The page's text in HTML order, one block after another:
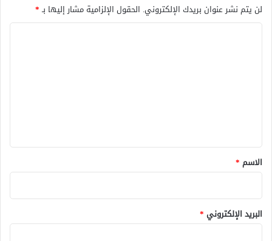
ا
ذ
لن يتم نشر عنوان بريدك الإلكتروني. الحقول الإلزامية مشار إليها بـ*
*
الاسم *
البريد الإلكتروني *